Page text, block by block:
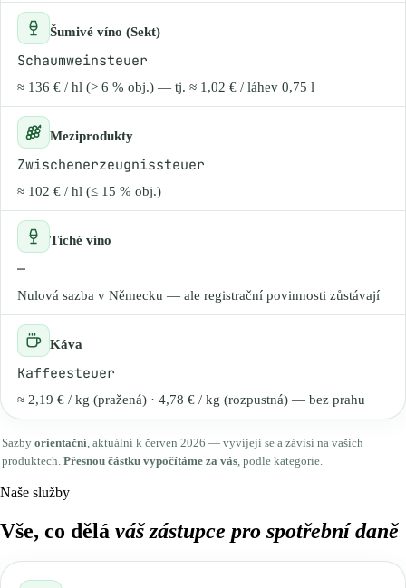
Šumivé víno (Sekt)
Schaumweinsteuer
≈ 136 € / hl (> 6 % obj.) — tj. ≈ 1,02 € / láhev 0,75 l
Meziprodukty
Zwischenerzeugnissteuer
≈ 102 € / hl (≤ 15 % obj.)
Tiché víno
—
Nulová sazba v Německu — ale registrační povinnosti zůstávají
Káva
Kaffeesteuer
≈ 2,19 € / kg (pražená) · 4,78 € / kg (rozpustná) — bez prahu
Sazby orientační , aktuální k červen 2026 — vyvíjejí se a závisí na vašich
produktech. Přesnou částku vypočítáme za vás , podle kategorie.
Naše služby
Vše, co dělá váš zástupce pro spotřební daně